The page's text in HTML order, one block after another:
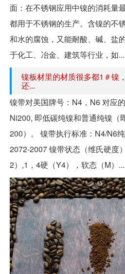
面：在不锈钢应用中镍的消耗量
都用于不锈钢的生产。含镍的不
和水的腐蚀，又能耐酸、碱、盐
于化工、冶金、建筑等行业，如...
镍板材里的材质很多都1＃镍
还...
镍带对美国牌号：N4，N6 对应
Ni200, 即低碳纯镍和普通纯镍（
200）。 镍带执行标准：N4/N6
2072-2007 镍带状态（维氏硬度
2）,1，4硬（Y4），软态（M）...